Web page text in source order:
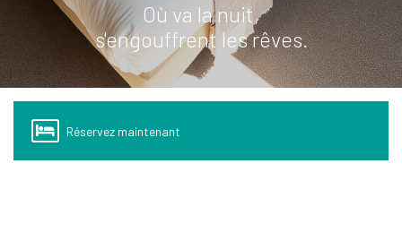
Où va la nuit,
s'engouffrent les rêves.
Réservez maintenant